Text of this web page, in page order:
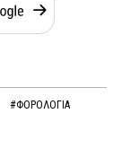
#ΦΟΡΟΛΟΓΙΑ